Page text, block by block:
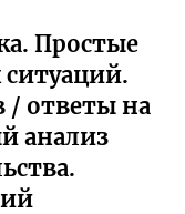
Простые
/ ответы на
анализ